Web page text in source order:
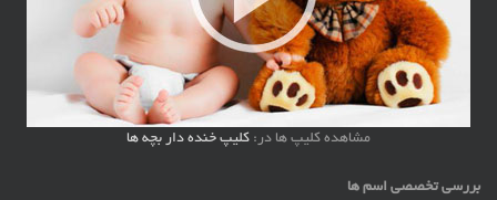
مشاهده کلیپ ها در: کلیپ خنده دار بچه ها
بررسی تخصصی اسم ها